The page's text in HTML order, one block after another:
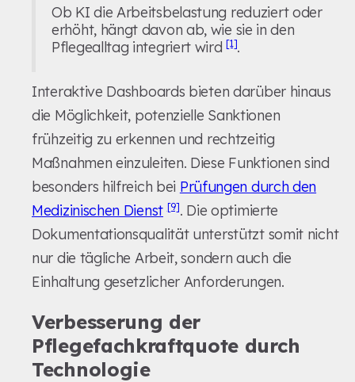
Ob KI die Arbeitsbelastung reduziert oder
erhöht, hängt davon ab, wie sie in den
Pflegealltag integriert wird[1].
Interaktive Dashboards bieten darüber hinaus
die Möglichkeit, potenzielle Sanktionen
frühzeitig zu erkennen und rechtzeitig
Maßnahmen einzuleiten. Diese Funktionen sind
besonders hilfreich bei Prüfungen durch den
Medizinischen Dienst [9]. Die optimierte
Dokumentationsqualität unterstützt somit nicht
nur die tägliche Arbeit, sondern auch die
Einhaltung gesetzlicher Anforderungen.
Verbesserung der
Pflegefachkraftquote durch
Technologie